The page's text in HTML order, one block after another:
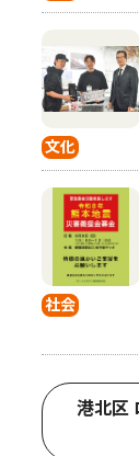
4
文化
社会
港北区